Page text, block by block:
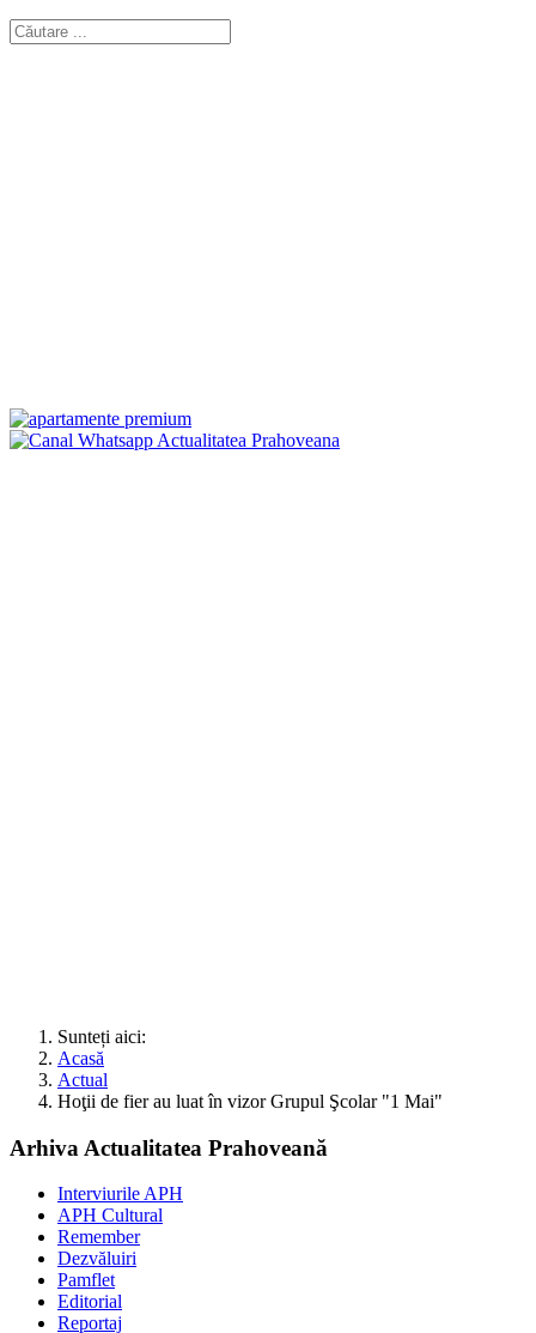
Sunteți aici:
Acasă
Actual
Hoţii de fier au luat în vizor Grupul Şcolar "1 Mai"
Arhiva Actualitatea Prahoveană
Interviurile APH
APH Cultural
Remember
Dezvăluiri
Pamflet
Editorial
Reportaj